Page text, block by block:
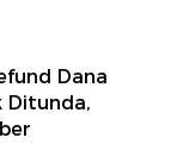
Dana
Ditunda,